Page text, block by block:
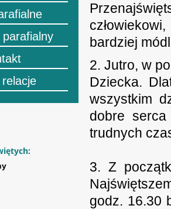
bardziej
2. Jutro, w
Dziecka.
wszystkim
dobre
trudnych
3. Z
godz. 16.30